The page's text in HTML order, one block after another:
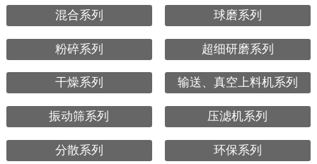
混合系列 球磨系列
粉碎系列 超细研磨系列
干燥系列 输送、真空上料机系列
振动筛系列 压滤机系列
分散系列 环保系列